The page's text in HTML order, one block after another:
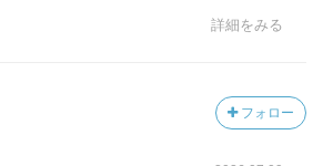
なにも家族愛だけでなく姉に至っては
している。父親も同様、親として成長
話もリンクしてくる。だからこそ、こ
こそ奈良の兄妹の最後の話もグッと心
詳細をみる
フォロー